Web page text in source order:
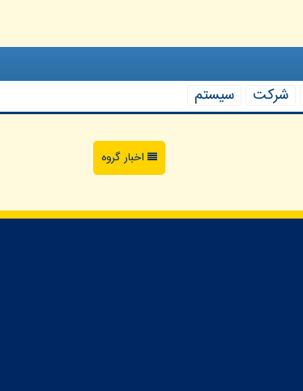
شركت سیستم
اخبار گروه